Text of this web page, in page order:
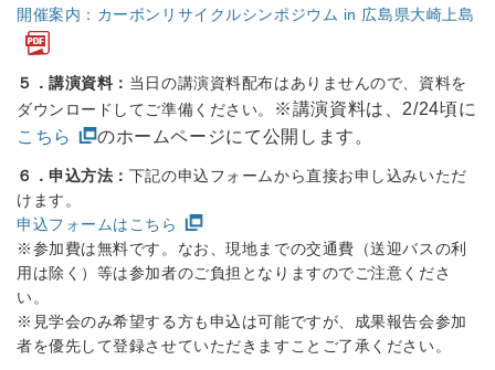
開催案内：カーボンリサイクルシンポジウム in 広島県大崎上島
５．講演資料： 当日の講演資料配布はありませんので、資料を
ダウンロードしてご準備ください。
※講演資料は、2/24頃に
こちら
のホームページにて公開します。
６．申込方法： 下記の申込フォームから直接お申し込みいただ
けます。
申込フォームはこちら
※参加費は無料です。なお、現地までの交通費（送迎バスの利
用は除く）等は参加者のご負担となりますのでご注意くださ
い。
※見学会のみ希望する方も申込は可能ですが、成果報告会参加
者を優先して登録させていただきますことご了承ください。